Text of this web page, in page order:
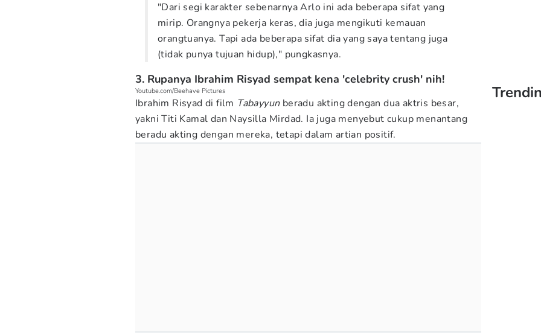
"Dari segi karakter sebenarnya Arlo ini ada beberapa sifat yang
mirip. Orangnya pekerja keras, dia juga mengikuti kemauan
orangtuanya. Tapi ada beberapa sifat dia yang saya tentang juga
(tidak punya tujuan hidup)," pungkasnya.
3. Rupanya Ibrahim Risyad sempat kena 'celebrity crush' nih!
Youtube.com/Beehave Pictures
Ibrahim Risyad di film Tabayyun beradu akting dengan dua aktris besar,
yakni Titi Kamal dan Naysilla Mirdad. Ia juga menyebut cukup menantang
beradu akting dengan mereka, tetapi dalam artian positif.